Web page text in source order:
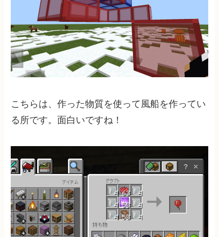
こちらは、作った物質を使って風船を作ってい
る所です。面白いですね！